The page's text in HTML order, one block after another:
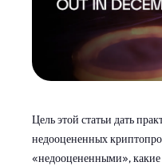
Цель этой статьи дать
недооцененных
«недооцененными», какие